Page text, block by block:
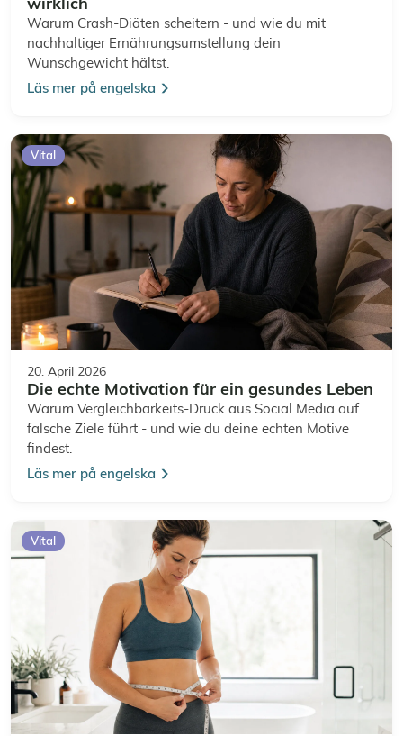
Warum Crash-Diäten scheitern - und wie du mit
nachhaltiger Ernährungsumstellung dein
Wunschgewicht hältst.
Läs mer på engelska
Vital
20. April 2026
Die echte Motivation für ein gesundes Leben
Warum Vergleichbarkeits-Druck aus Social Media auf
falsche Ziele führt - und wie du deine echten Motive
findest.
Läs mer på engelska
Vital